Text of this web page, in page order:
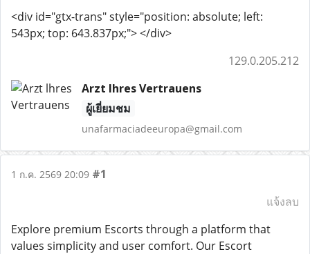
<div id="gtx-trans" style="position: absolute; left:
543px; top: 643.837px;"> </div>
129.0.205.212
Arzt lhres Vertrauens
ผู้เยี่ยมชม
unafarmaciadeeuropa@gmail.com
1 ก.ค. 2569 20:09 #1
แจ้งลบ
Explore premium Escorts through a platform that
values simplicity and user comfort. Our Escort